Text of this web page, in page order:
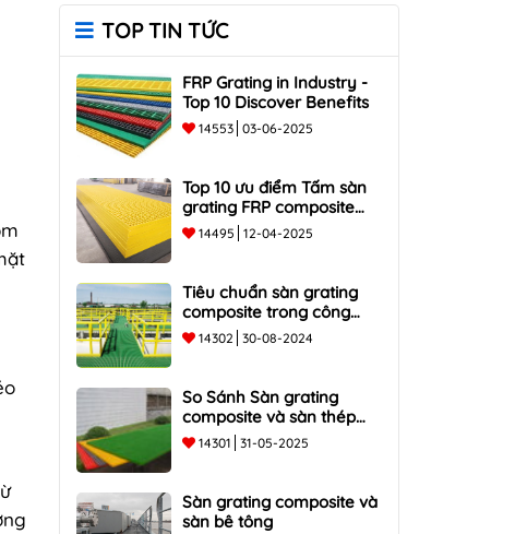
TOP TIN TỨC
FRP Grating in Industry -
Top 10 Discover Benefits
14553 03-06-2025
Top 10 ưu điểm Tấm sàn
grating FRP composite
chống ăn mòn, bền, nhẹ
14495 12-04-2025
Tiêu chuẩn sàn grating
composite trong công
nghiệp
14302 30-08-2024
So Sánh Sàn grating
composite và sàn thép
truyền thống - Top 5 ưu và
nhược điểm
14301 31-05-2025
Sàn grating composite và
sàn bê tông